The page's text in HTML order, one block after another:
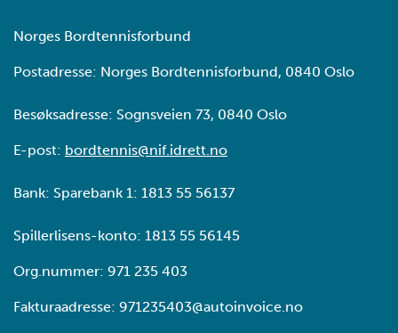
Norges Bordtennisforbund
Postadresse: Norges Bordtennisforbund, 0840 Oslo
Besøksadresse: Sognsveien 73, 0840 Oslo
E-post: bordtennis@nif.idrett.no
Bank: Sparebank 1: 1813 55 56137
Spillerlisens-konto: 1813 55 56145
Org.nummer: 971 235 403
Fakturaadresse: 971235403@autoinvoice.no